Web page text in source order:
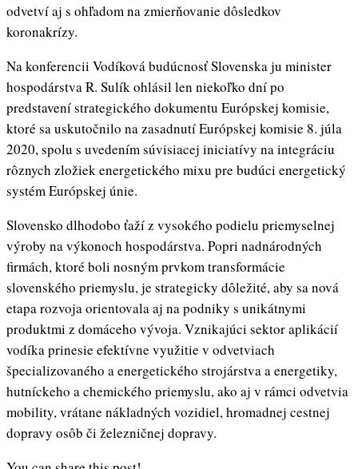
odvetví aj s ohľadom na zmierňovanie dôsledkov
koronakrízy.
Na konferencii Vodíková budúcnosť Slovenska ju minister
hospodárstva R. Sulík ohlásil len niekoľko dní po
predstavení strategického dokumentu Európskej komisie,
ktoré sa uskutočnilo na zasadnutí Európskej komisie 8. júla
2020, spolu s uvedením súvisiacej iniciatívy na integráciu
rôznych zložiek energetického mixu pre budúci energetický
systém Európskej únie.
Slovensko dlhodobo ťaží z vysokého podielu priemyselnej
výroby na výkonoch hospodárstva. Popri nadnárodných
firmách, ktoré boli nosným prvkom transformácie
slovenského priemyslu, je strategicky dôležité, aby sa nová
etapa rozvoja orientovala aj na podniky s unikátnymi
produktmi z domáceho vývoja. Vznikajúci sektor aplikácií
vodíka prinesie efektívne využitie v odvetviach
špecializovaného a energetického strojárstva a energetiky,
hutníckeho a chemického priemyslu, ako aj v rámci odvetvia
mobility, vrátane nákladných vozidiel, hromadnej cestnej
dopravy osôb či železničnej dopravy.